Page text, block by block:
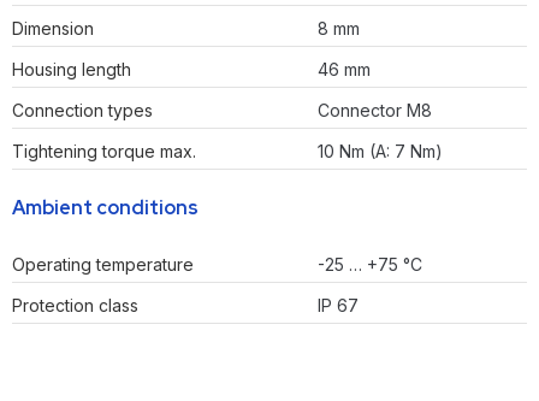
Dimension
8 mm
Housing length
46 mm
Connection types
Connector M8
Tightening torque max.
10 Nm (A: 7 Nm)
Ambient conditions
Operating temperature
-25 … +75 °C
Protection class
IP 67